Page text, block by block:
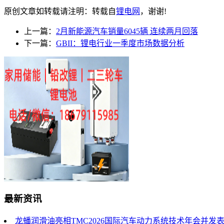
原创文章如转载请注明：转载自锂电网 ，谢谢!
上一篇： 2月新能源汽车销量6045辆 连续两月回落
下一篇： GBII：锂电行业一季度市场数据分析
最新资讯
龙蟠润滑油亮相TMC2026国际汽车动力系统技术年会并发